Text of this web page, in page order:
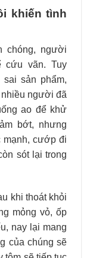
khiến tình
chóng, người
cứu vãn. Tuy
sản phẩm,
nhiều người đã
ao để khử
bớt, nhưng
mạnh, cướp đi
sót lại trong
khi thoát khỏi
mỏng vỏ, ốp
nay lại mang
của chúng sẽ